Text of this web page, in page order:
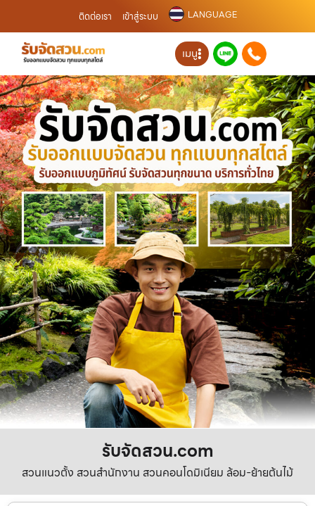
ติดต่อเรา เข้าสู่ระบบ LANGUAGE
เมนู
รับจัดสวน.com
สวนแนวตั้ง สวนสำนักงาน สวนคอนโดมิเนียม ล้อม-ย้ายต้นไม้